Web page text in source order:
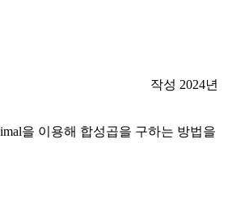
작성 2024년
을 이용해 합성곱을 구하는 방법을